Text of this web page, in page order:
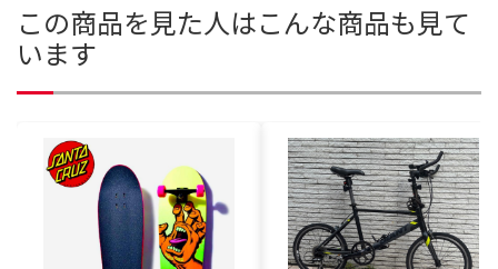
この商品を見た人はこんな商品も見て
います